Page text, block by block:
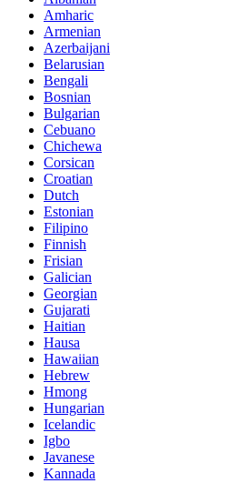
Amharic
Armenian
Azerbaijani
Belarusian
Bengali
Bosnian
Bulgarian
Cebuano
Chichewa
Corsican
Croatian
Dutch
Estonian
Filipino
Finnish
Frisian
Galician
Georgian
Gujarati
Haitian
Hausa
Hawaiian
Hebrew
Hmong
Hungarian
Icelandic
Igbo
Javanese
Kannada